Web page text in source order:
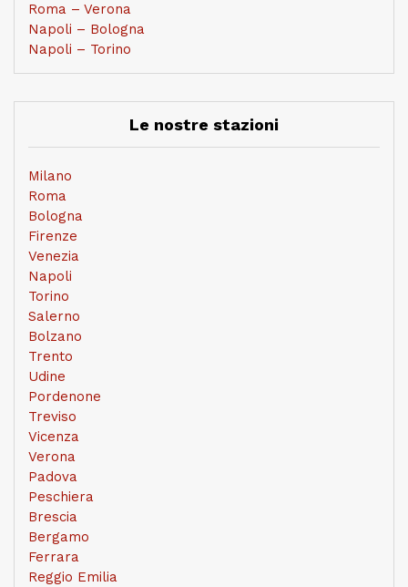
Roma – Verona
Napoli – Bologna
Napoli – Torino
Le nostre stazioni
Milano
Roma
Bologna
Firenze
Venezia
Napoli
Torino
Salerno
Bolzano
Trento
Udine
Pordenone
Treviso
Vicenza
Verona
Padova
Peschiera
Brescia
Bergamo
Ferrara
Reggio Emilia